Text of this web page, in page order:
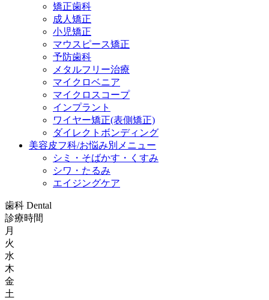
矯正歯科
成人矯正
小児矯正
マウスピース矯正
予防歯科
メタルフリー治療
マイクロベニア
マイクロスコープ
インプラント
ワイヤー矯正(表側矯正)
ダイレクトボンディング
美容皮フ科/お悩み別メニュー
シミ・そばかす・くすみ
シワ・たるみ
エイジングケア
歯科 Dental
診療時間
月
火
水
木
金
土